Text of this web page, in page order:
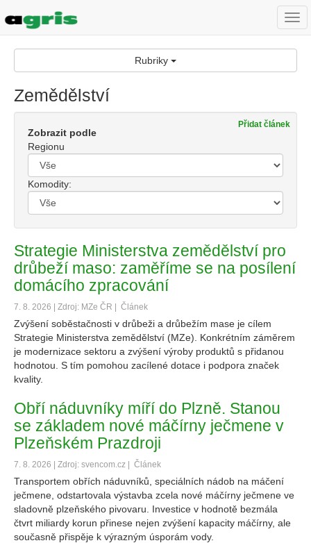
Rubriky
Zemědělství
Přidat článek
Zobrazit podle
Regionu
Komodity:
Strategie Ministerstva zemědělství pro
drůbeží maso: zaměříme se na posílení
domácího zpracování
7. 8. 2026 | Zdroj: MZe ČR | Článek
Zvýšení soběstačnosti v drůbeži a drůbežím mase je cílem
Strategie Ministerstva zemědělství (MZe). Konkrétním záměrem
je modernizace sektoru a zvýšení výroby produktů s přidanou
hodnotou. S tím pomohou zacílené dotace i podpora značek
kvality.
Obří náduvníky míří do Plzně. Stanou
se základem nové máčírny ječmene v
Plzeňském Prazdroji
7. 8. 2026 | Zdroj: svencom.cz | Článek
Transportem obřích náduvníků, speciálních nádob na máčení
ječmene, odstartovala výstavba zcela nové máčírny ječmene ve
sladovně plzeňského pivovaru. Investice v hodnotě bezmála
čtvrt miliardy korun přinese nejen zvýšení kapacity máčírny, ale
současně přispěje k výrazným úsporám vody.